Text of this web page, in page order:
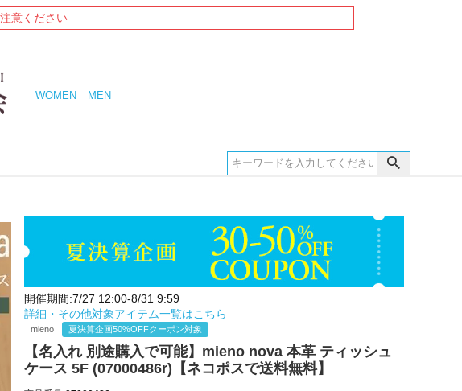
意ください
WOMEN MEN
開催期間:7/27 12:00-8/31 9:59
詳細・その他対象アイテム一覧はこちら
mieno 夏決算企画50%OFFクーポン対象
【名入れ 別途購入で可能】mieno nova 本革 ティッシュ
ケース 5F (07000486r)【ネコポスで送料無料】